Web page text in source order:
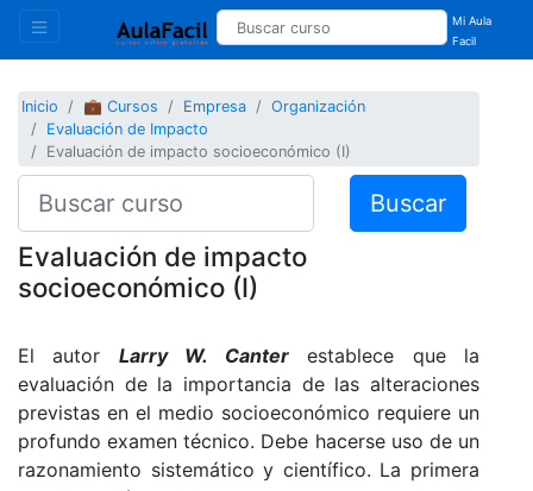
Mi Aula
Facil
Inicio 💼 Cursos Empresa
Organización
Evaluación de Impacto
Evaluación de impacto socioeconómico (I)
Buscar
Evaluación de impacto
socioeconómico (I)
El autor LarryW. Canterestablece que la
evaluación de la importancia de las alteraciones
previstas en el medio socioeconómico requiere un
profundo examen técnico. Debe hacerse uso de un
razonamiento sistemático y científico. La primera